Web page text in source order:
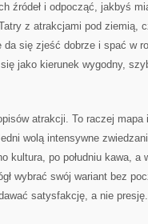
źródeł i odpocząć, jakbyś
z atrakcjami pod ziemią,
się zjeść dobrze i spać w
jako kierunek wygodny,
atrakcji. To raczej mapa
wolą intensywne
kultura, po południu kawa, a
wybrać swój wariant bez
satysfakcję, a nie presję.